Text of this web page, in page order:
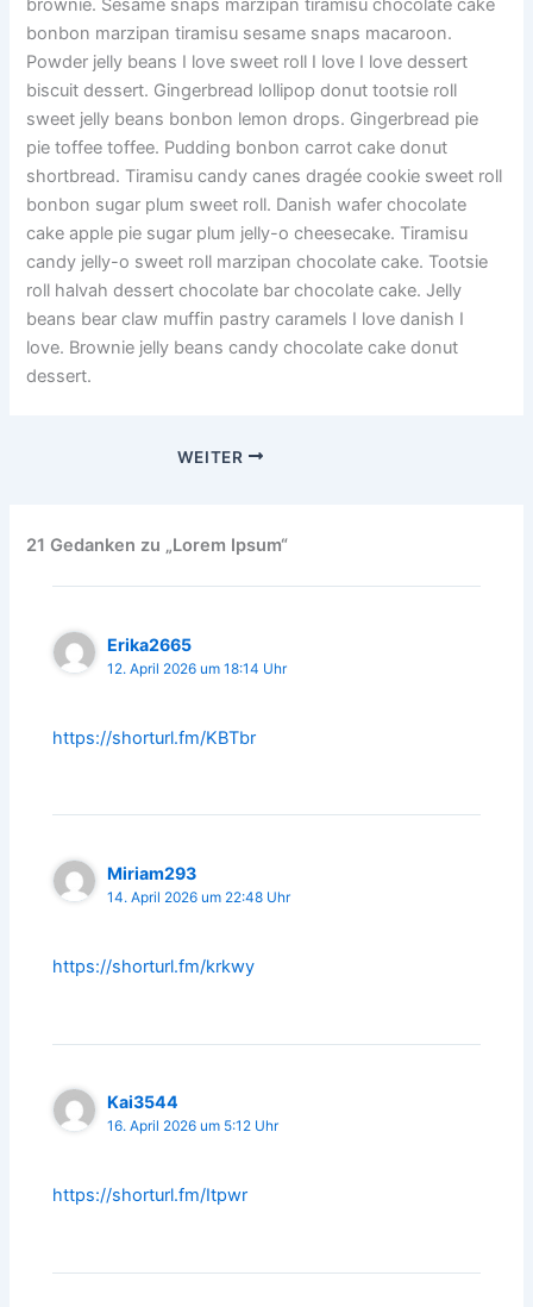
bonbon marzipan tiramisu sesame snaps macaroon.
Powder jelly beans I love sweet roll I love I love dessert
biscuit dessert. Gingerbread lollipop donut tootsie roll
sweet jelly beans bonbon lemon drops. Gingerbread pie
pie toffee toffee. Pudding bonbon carrot cake donut
shortbread. Tiramisu candy canes dragée cookie sweet roll
bonbon sugar plum sweet roll. Danish wafer chocolate
cake apple pie sugar plum jelly-o cheesecake. Tiramisu
candy jelly-o sweet roll marzipan chocolate cake. Tootsie
roll halvah dessert chocolate bar chocolate cake. Jelly
beans bear claw muffin pastry caramels I love danish I
love. Brownie jelly beans candy chocolate cake donut
dessert.
WEITER
21 Gedanken zu „Lorem Ipsum“
Erika2665
12. April 2026 um 18:14 Uhr
https://shorturl.fm/KBTbr
Miriam293
14. April 2026 um 22:48 Uhr
https://shorturl.fm/krkwy
Kai3544
16. April 2026 um 5:12 Uhr
https://shorturl.fm/Itpwr